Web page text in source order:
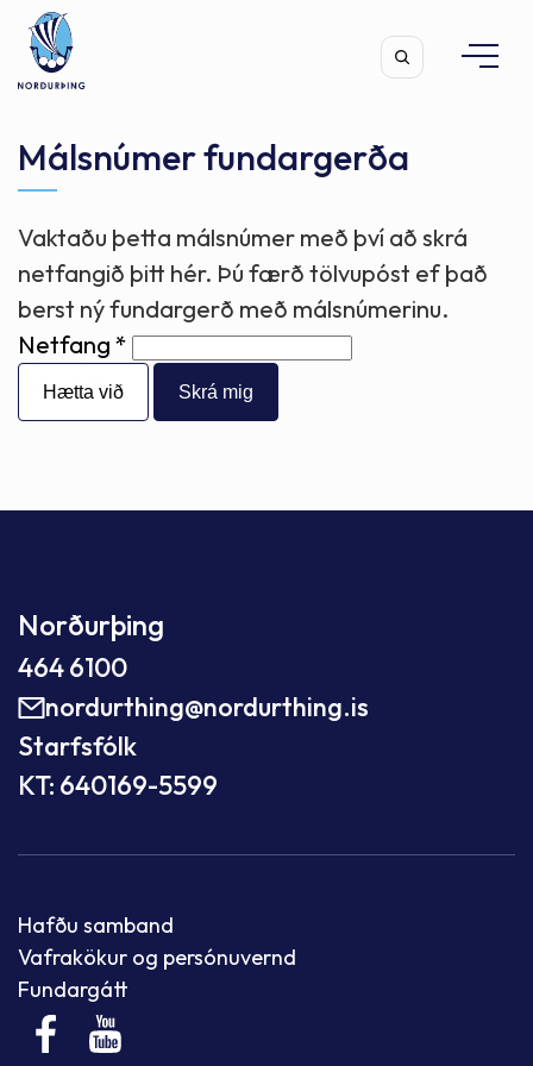
Leita
Málsnúmer fundargerða
Vaktaðu þetta málsnúmer með því að skrá
netfangið þitt hér. Þú færð tölvupóst ef það
berst ný fundargerð með málsnúmerinu.
Netfang
Hætta við
Norðurþing
464 6100
nordurthing@nordurthing.is
Starfsfólk
KT: 640169-5599
Hafðu samband
Vafrakökur og persónuvernd
Fundargátt